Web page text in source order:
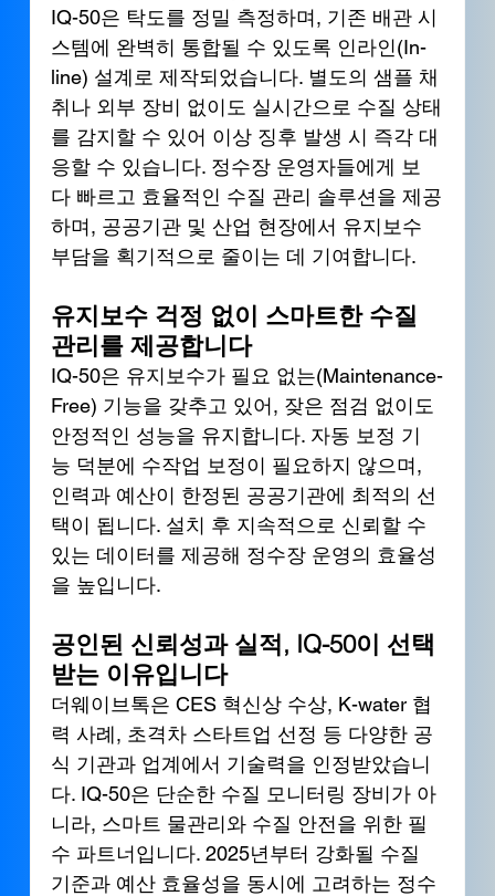
IQ-50은 탁도를 정밀 측정하며, 기존 배관 시
스템에 완벽히 통합될 수 있도록 인라인(In-
line) 설계로 제작되었습니다. 별도의 샘플 채
취나 외부 장비 없이도 실시간으로 수질 상태
를 감지할 수 있어 이상 징후 발생 시 즉각 대
응할 수 있습니다. 정수장 운영자들에게 보
다 빠르고 효율적인 수질 관리 솔루션을 제공
하며, 공공기관 및 산업 현장에서 유지보수
부담을 획기적으로 줄이는 데 기여합니다.
유지보수 걱정 없이 스마트한 수질
관리를 제공합니다
IQ-50은 유지보수가 필요 없는(Maintenance-
Free) 기능을 갖추고 있어, 잦은 점검 없이도
안정적인 성능을 유지합니다. 자동 보정 기
능 덕분에 수작업 보정이 필요하지 않으며,
인력과 예산이 한정된 공공기관에 최적의 선
택이 됩니다. 설치 후 지속적으로 신뢰할 수
있는 데이터를 제공해 정수장 운영의 효율성
을 높입니다.
공인된 신뢰성과 실적, IQ-50이 선택
받는 이유입니다
더웨이브톡은 CES 혁신상 수상, K-water 협
력 사례, 초격차 스타트업 선정 등 다양한 공
식 기관과 업계에서 기술력을 인정받았습니
다. IQ-50은 단순한 수질 모니터링 장비가 아
니라, 스마트 물관리와 수질 안전을 위한 필
수 파트너입니다. 2025년부터 강화될 수질
기준과 예산 효율성을 동시에 고려하는 정수